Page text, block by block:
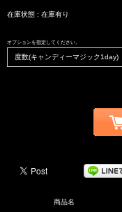
在庫状態 : 在庫有り
オプションを指定してください。
度数(キャンディーマジック1day)
商品名